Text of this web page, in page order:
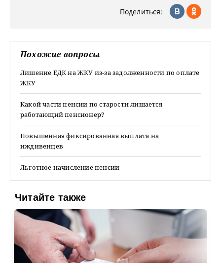
Поделиться:
Похожие вопросы
Лишение ЕДК на ЖКУ из-за задолженности по оплате
ЖКУ
Какой части пенсии по старости лишается
работающий пенсионер?
Повышенная фиксированная выплата на
иждивенцев
Льготное начисление пенсии
Читайте также